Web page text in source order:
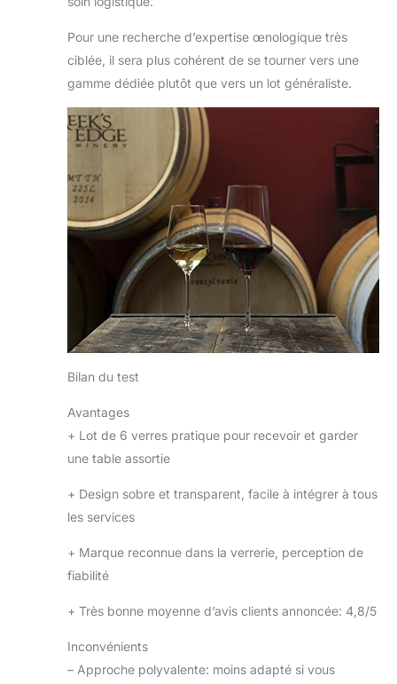
Pour une recherche d’expertise œnologique très
ciblée, il sera plus cohérent de se tourner vers une
gamme dédiée plutôt que vers un lot généraliste.
Bilan du test
Avantages
+ Lot de 6 verres pratique pour recevoir et garder
une table assortie
+ Design sobre et transparent, facile à intégrer à tous
les services
+ Marque reconnue dans la verrerie, perception de
fiabilité
+ Très bonne moyenne d’avis clients annoncée: 4,8/5
Inconvénients
– Approche polyvalente: moins adapté si vous